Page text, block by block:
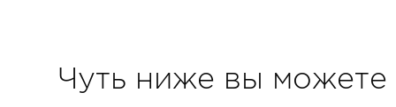
Чуть ниже вы